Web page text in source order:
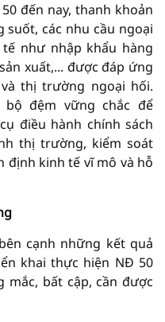
đến nay, thanh khoản
các nhu cầu ngoại
như nhập khẩu hàng
xuất,... được đáp ứng
thị trường ngoại hối.
bộ đệm vững chắc để
điều hành chính sách
thị trường, kiểm soát
định kinh tế vĩ mô và hỗ
cạnh những kết quả
khai thực hiện NĐ 50
mắc, bất cập, cần được